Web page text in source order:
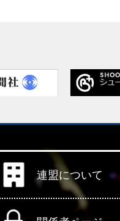
連盟について